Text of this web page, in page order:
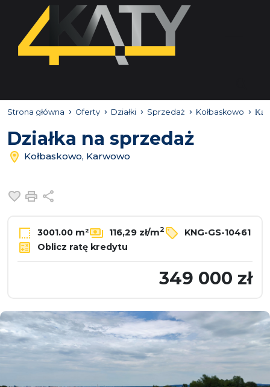
Strona główna Oferty Działki Sprzedaż Kołbaskowo
Działka na sprzedaż
Kołbaskowo, Karwowo
Dodaj do ulubionych
Drukuj
3001.00 m² 116,29 zł/m2
KNG-GS-10461
Oblicz ratę kredytu
349 000 zł